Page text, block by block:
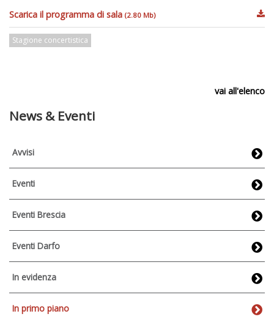
Scarica il programma di sala (2.80 Mb)
Stagione concertistica
vai all'elenco
News & Eventi
Avvisi
Eventi
Eventi Brescia
Eventi Darfo
In evidenza
In primo piano